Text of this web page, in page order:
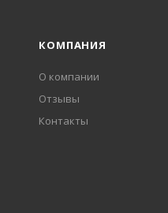
КОМПАНИЯ
О компании
Отзывы
Контакты